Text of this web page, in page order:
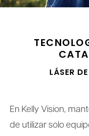
LÁSER
En Kelly Vision,
de utilizar solo